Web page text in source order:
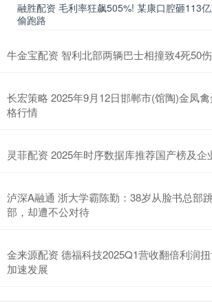
融胜配资 毛利率狂飙505%! 某康口腔砸113
偷跑路
牛金宝配资 智利北部两辆巴士相撞致4死50伤
长宏策略 2025年9月12日邯郸市(馆陶)金凤
格行情
灵菲配资 2025年时序数据库推荐国产榜及企
泸深A融通 浙大学霸陈勤：38岁从脸书总部
部，却遭不公对待
金来源配资 德福科技2025Q1营收翻倍利润
加速发展